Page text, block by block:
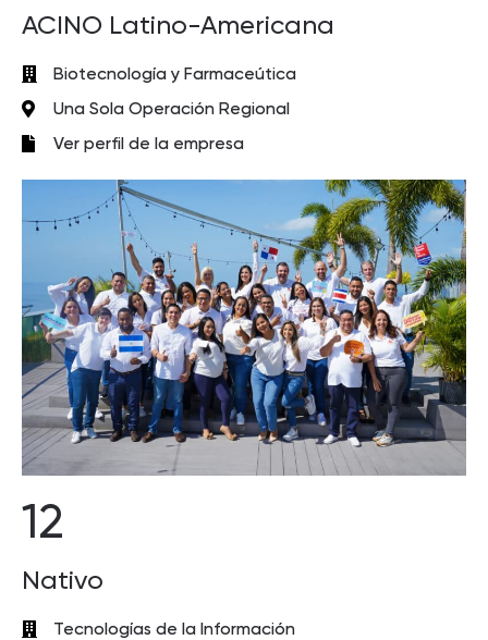
ACINO Latino-Americana
Biotecnología y Farmaceútica
Una Sola Operación Regional
Ver perfil de la empresa
12
Nativo
Tecnologías de la Información